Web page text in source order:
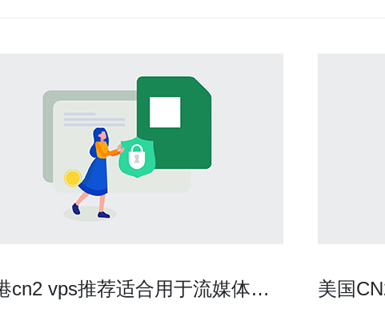
cn2 vps推荐适合用于流媒体、
美国